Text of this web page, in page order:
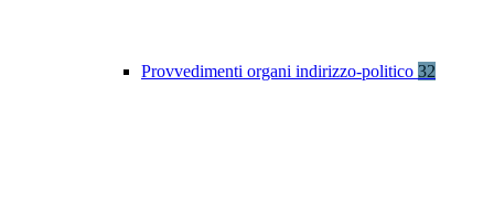
Provvedimenti organi indirizzo-politico 32